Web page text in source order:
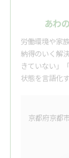
あわ
労働環境や家
納得のいく解
きていない」
状態を言語化
京都府京都